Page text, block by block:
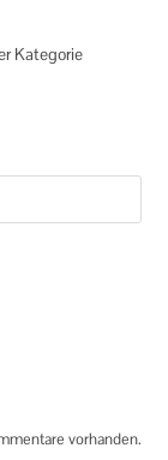
Kategorie
vorhanden.